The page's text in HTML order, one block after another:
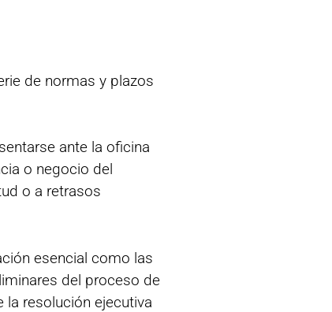
de normas y plazos
ante la oficina
o negocio del
o a retrasos
esencial como las
del proceso de
resolución ejecutiva